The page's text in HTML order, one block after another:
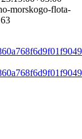
morskogo-flota-
63